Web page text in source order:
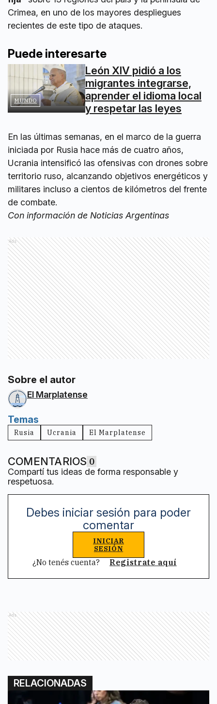
Crimea, en uno de los mayores despliegues
recientes de este tipo de ataques.
Puede interesarte
MUNDO
León XIV pidió a los
migrantes integrarse,
aprender el idioma local
y respetar las leyes
En las últimas semanas, en el marco de la guerra
iniciada por Rusia hace más de cuatro años,
Ucrania intensificó las ofensivas con drones sobre
territorio ruso, alcanzando objetivos energéticos y
militares incluso a cientos de kilómetros del frente
de combate.
Con información de Noticias Argentinas
Ads
Sobre el autor
El Marplatense
Temas
Rusia Ucrania El Marplatense
COMENTARIOS 0
Compartí tus ideas de forma responsable y
respetuosa.
Debes iniciar sesión para poder
comentar
INICIAR
SESIÓN
¿No tenés cuenta? Registrate aquí
Ads
RELACIONADAS